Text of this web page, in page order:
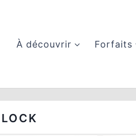
À découvrir Forfaits